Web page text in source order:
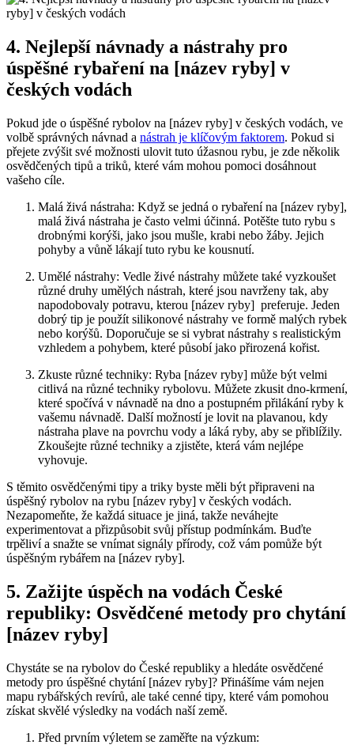
4. Nejlepší návnady a nástrahy‌ pro⁣
úspěšné rybaření na [název ryby] ⁣v
českých vodách
Pokud jde o⁤ úspěšné rybolov na [název ryby] ⁤v českých vodách,‍ ve
volbě správných návnad a nástrah je klíčovým faktorem.‌ Pokud si
přejete zvýšit své ‌možnosti ulovit tuto úžasnou rybu, je zde několik
osvědčených tipů a ⁣triků, které vám​ mohou pomoci dosáhnout
vašeho cíle.
Malá živá⁢ nástraha: Když se jedná o rybaření na [název ryby],⁢
malá živá nástraha je‍ často velmi účinná.‍ Potěšte⁢ tuto ‍rybu‌ s
drobnými‌ korýši, jako jsou mušle, krabi nebo žáby. Jejich
pohyby a vůně lákají tuto⁤ rybu ke kousnutí.
Umělé nástrahy: ​Vedle živé nástrahy můžete také vyzkoušet
různé druhy‍ umělých nástrah, které jsou navrženy tak,​ aby
napodobovaly potravu, kterou [název ryby] ⁢ preferuje. ⁤Jeden
dobrý tip je použít silikonové ⁣nástrahy ve formě malých rybek
nebo korýšů. Doporučuje se si ​vybrat nástrahy s realistickým
vzhledem a pohybem, které⁣ působí jako přirozená kořist.
Zkuste různé techniky: Ryba [název ryby] může být velmi
⁤citlivá na⁤ různé techniky rybolovu. Můžete ⁤zkusit dno-krmení,
které spočívá ‍v návnadě na⁤ dno a postupném přilákání‌ ryby k
vašemu‍ návnadě. Další možností je lovit na ⁣plavanou, kdy
nástraha plave na povrchu vody a láká ryby, ‌aby ​se přiblížily.
Zkoušejte různé techniky a zjistěte,⁤ která⁣ vám nejlépe⁢
vyhovuje.
S ⁢těmito osvědčenými tipy a triky⁤ byste měli být‍ připraveni⁣ na
⁤úspěšný rybolov na rybu⁣ [název ryby] v českých vodách.
Nezapomeňte, že ⁤každá situace je jiná, takže neváhejte
experimentovat a přizpůsobit svůj přístup podmínkám. Buďte
trpěliví a snažte se vnímat signály přírody, což​ vám pomůže být
úspěšným rybářem ‌na [název ryby].
5. Zažijte ⁣úspěch na vodách České
republiky: Osvědčené metody​ pro chytání
[název ryby]
Chystáte‍ se na rybolov do⁣ České republiky a hledáte osvědčené
metody pro úspěšné chytání [název ryby]? Přinášíme vám nejen
mapu⁣ rybářských revírů, ale také cenné tipy, které vám pomohou
získat⁤ skvělé výsledky ⁤na vodách naší země.
Před prvním výletem se ‍zaměřte na výzkum: